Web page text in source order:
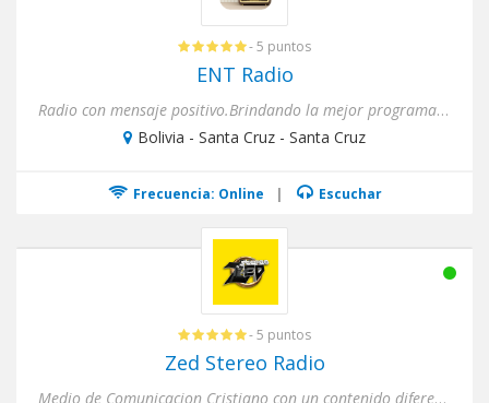
- 5 puntos
ENT Radio
Radio con mensaje positivo.Brindando la mejor programación.
Bolivia - Santa Cruz - Santa Cruz
Frecuencia: Online | Escuchar
- 5 puntos
Zed Stereo Radio
Medio de Comunicacion Cristiano con un contenido diferente para Jovenes